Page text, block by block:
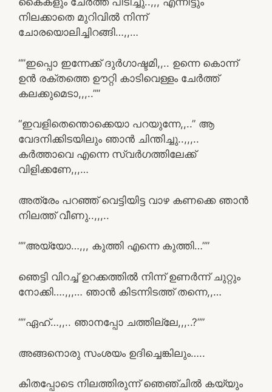
നിലക്കാതെ മുറിവിൽ നിന്ന്
ചോരയൊലിച്ചിറങ്ങി…,,…
“”ഇപ്പൊ ഇന്നേക്ക് ദുർഗാഷ്ടമി,,.. ഉന്നെ കൊന്ന്
ഉൻ രക്തത്തെ ഊറ്റി കാടിവെള്ളം ചേർത്ത്
കലക്കുമെടാ,,,..””
“ഇവളിതെന്തൊക്കെയാ പറയുന്നേ,,..” ആ
വേദനിക്കിടയിലും ഞാൻ ചിന്തിച്ചു..,,,..
കർത്താവെ എന്നെ സ്വർഗത്തിലേക്ക്
വിളിക്കണേ,,,…
അത്രേം പറഞ്ഞ് വെട്ടിയിട്ട വാഴ കണക്കെ ഞാൻ
നിലത്ത് വീണു..,,,..
“”അയ്യോ…,,, കുത്തി എന്നെ കുത്തി…””
ഞെട്ടി വിറച്ച് ഉറക്കത്തിൽ നിന്ന് ഉണർന്ന് ചുറ്റും
നോക്കി….,,,… ഞാൻ കിടന്നിടത്ത് തന്നെ,,…
“”ഏഹ്…,,.. ഞാനപ്പോ ചത്തില്ലേ,,,..?””
അങ്ങനൊരു സംശയം ഉദിച്ചെങ്കിലും…..
കിതപ്പോടെ നിലത്തിരുന്ന് ഞെഞ്ചിൽ കയ്യും